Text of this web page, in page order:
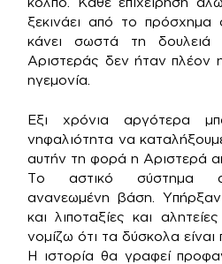
ξεκινάει από το
κάνει σωστά τη
Αριστεράς δεν ήταν πλέον
ηγεμονία.
Εξι χρόνια αργότερα
νηφαλιότητα να
αυτήν τη φορά η Αριστερά
Το αστικό σύστημα
ανανεωμένη βάση.
και λιποταξίες και
νομίζω ότι τα δύσκολα είναι
Η ιστορία θα γραφεί